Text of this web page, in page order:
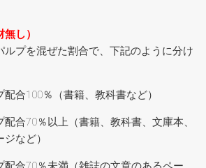
し）
ルプを混ぜた割合で、下記のように分け
配合100％（書籍、教科書など）
配合70％以上（書籍、教科書、文庫本、
など）